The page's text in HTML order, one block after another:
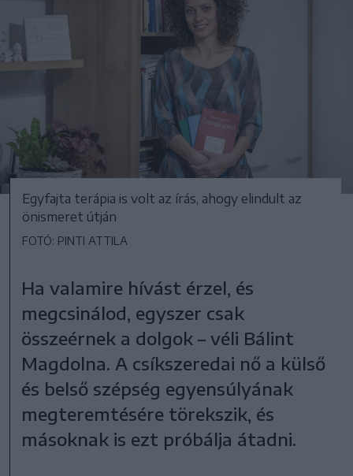
Egyfajta terápia is volt az írás, ahogy elindult az
önismeret útján
FOTÓ: PINTI ATTILA
Ha valamire hívást érzel, és
megcsinálod, egyszer csak
összeérnek a dolgok – véli Bálint
Magdolna. A csíkszeredai nő a külső
és belső szépség egyensúlyának
megteremtésére törekszik, és
másoknak is ezt próbálja átadni.